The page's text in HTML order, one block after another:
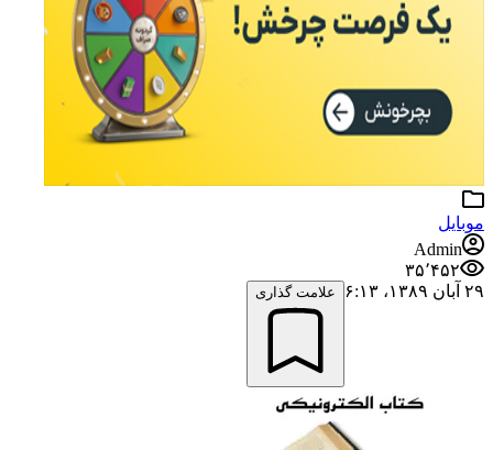
موبایل
Admin
۳۵٬۴۵۲
۲۹ آبان ۱۳۸۹،‏ ۶:۱۳
علامت گذاری